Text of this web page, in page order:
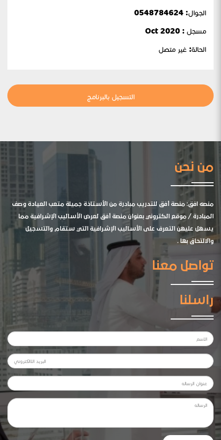
الجوال:
مسجل : Oct 2020
الحالة: غير متصل
التسجيل بالبرنامج
من نحن
منصه افق: منصة أفق للتدريب مبادرة من الأستاذة جميلة متعب العيادة وصف
المبادرة / موقع الكتروني بعنوان منصة أفق لعرض الأساليب الإشرافية مما
يسهل عليهن التعرف على الأساليب الإشرافية التي ستقام والتسجيل
والالتحاق بها .
تواصل معنا
راسلنا